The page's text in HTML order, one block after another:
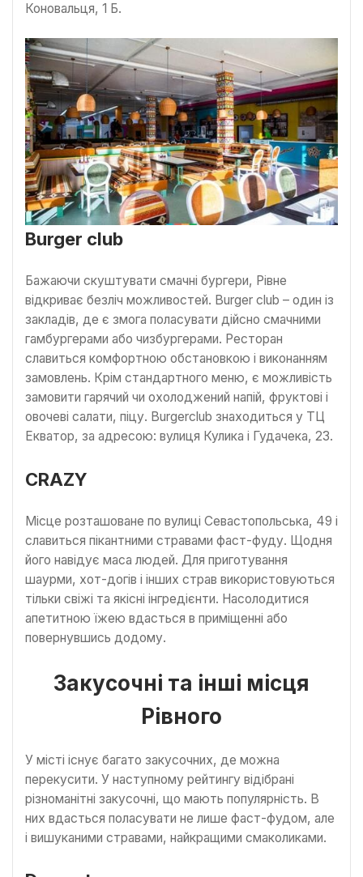
Коновальця, 1 Б.
Burger club
Бажаючи скуштувати смачні бургери, Рівне
відкриває безліч можливостей. Burger club – один із
закладів, де є змога поласувати дійсно смачними
гамбургерами або чизбургерами. Ресторан
славиться комфортною обстановкою і виконанням
замовлень. Крім стандартного меню, є можливість
замовити гарячий чи охолоджений напій, фруктові і
овочеві салати, піцу. Burgerclub знаходиться у ТЦ
Екватор, за адресою: вулиця Кулика і Гудачека, 23.
CRAZY
Місце розташоване по вулиці Севастопольська, 49 і
славиться пікантними стравами фаст-фуду. Щодня
його навідує маса людей. Для приготування
шаурми, хот-догів і інших страв використовуються
тільки свіжі та якісні інгредієнти. Насолодитися
апетитною їжею вдасться в приміщенні або
повернувшись додому.
Закусочні та інші місця
Рівного
У місті існує багато закусочних, де можна
перекусити. У наступному рейтингу відібрані
різноманітні закусочні, що мають популярність. В
них вдасться поласувати не лише фаст-фудом, але
і вишуканими стравами, найкращими смаколиками.